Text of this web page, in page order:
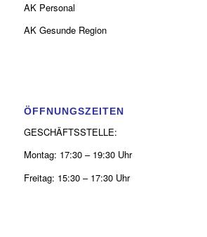
AK Personal
AK Gesunde Region
ÖFFNUNGSZEITEN
GESCHÄFTSSTELLE:
Montag: 17:30 – 19:30 Uhr
Freitag: 15:30 – 17:30 Uhr